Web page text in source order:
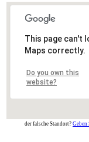
This page can't
Maps correctly.
Do you own this
website?
der falsche Standort? Geben